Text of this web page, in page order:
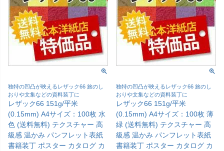
独特の凹凸が映えるレザック66 旅のし
おりや文集などの資料装丁に
レザック66 151g/平米
(0.15mm) A4サイズ：100枚 水
色 (送料無料) テクスチャー 高
級感 温かみ パンフレット表紙
書籍装丁 ポスター カタログ カ
独特の凹凸が映えるレザック66 旅のし
おりや文集などの資料装丁に
レザック66 151g/平米
(0.15mm) A4サイズ：100枚 薄
緑 (送料無料) テクスチャー 高
級感 温かみ パンフレット表紙
書籍装丁 ポスター カタログ カ